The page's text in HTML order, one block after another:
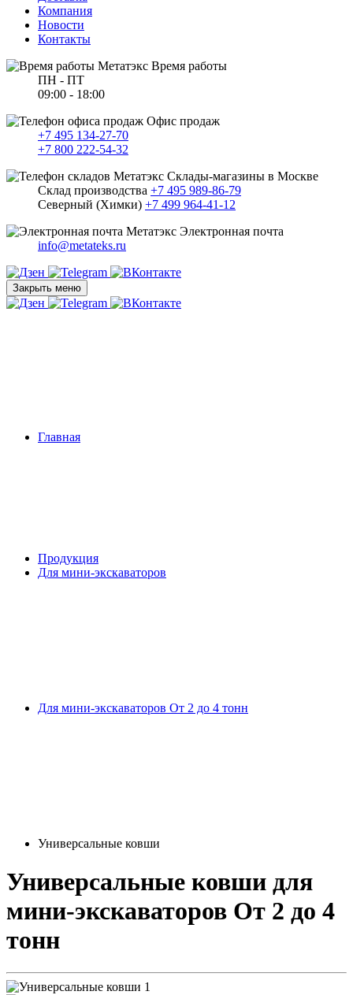
Компания
Новости
Контакты
Время работы
ПН - ПТ
09:00 - 18:00
Офис продаж
+7 495 134-27-70
+7 800 222-54-32
Склады-магазины в Москве
Склад производства +7 495 989-86-79
Северный (Химки) +7 499 964-41-12
Электронная почта
info@metateks.ru
Закрыть меню
Главная
Продукция
Для мини-экскаваторов
Для мини-экскаваторов От 2 до 4 тонн
Универсальные ковши
Универсальные ковши для
мини-экскаваторов От 2 до 4
тонн